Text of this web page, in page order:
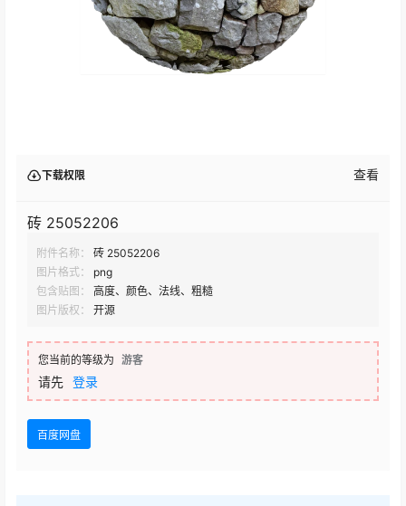
下载权限 查看
砖 25052206
附件名称：
砖 25052206
图片格式：
png
包含贴图：
高度、颜色、法线、粗糙
图片版权：
开源
您当前的等级为 游客
请先 登录
百度网盘